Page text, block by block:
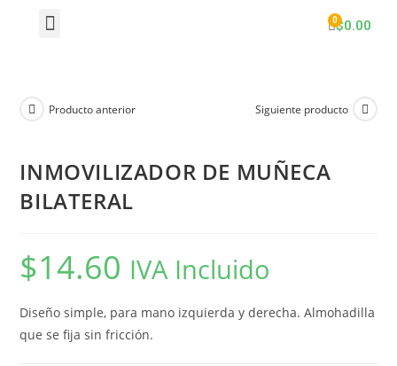
$0.00
Producto anterior Siguiente producto
INMOVILIZADOR DE MUÑECA
BILATERAL
$14.60 IVA Incluido
Diseño simple, para mano izquierda y derecha. Almohadilla
que se fija sin fricción.